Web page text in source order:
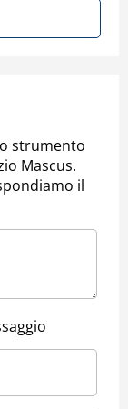
strumento
Mascus.
il